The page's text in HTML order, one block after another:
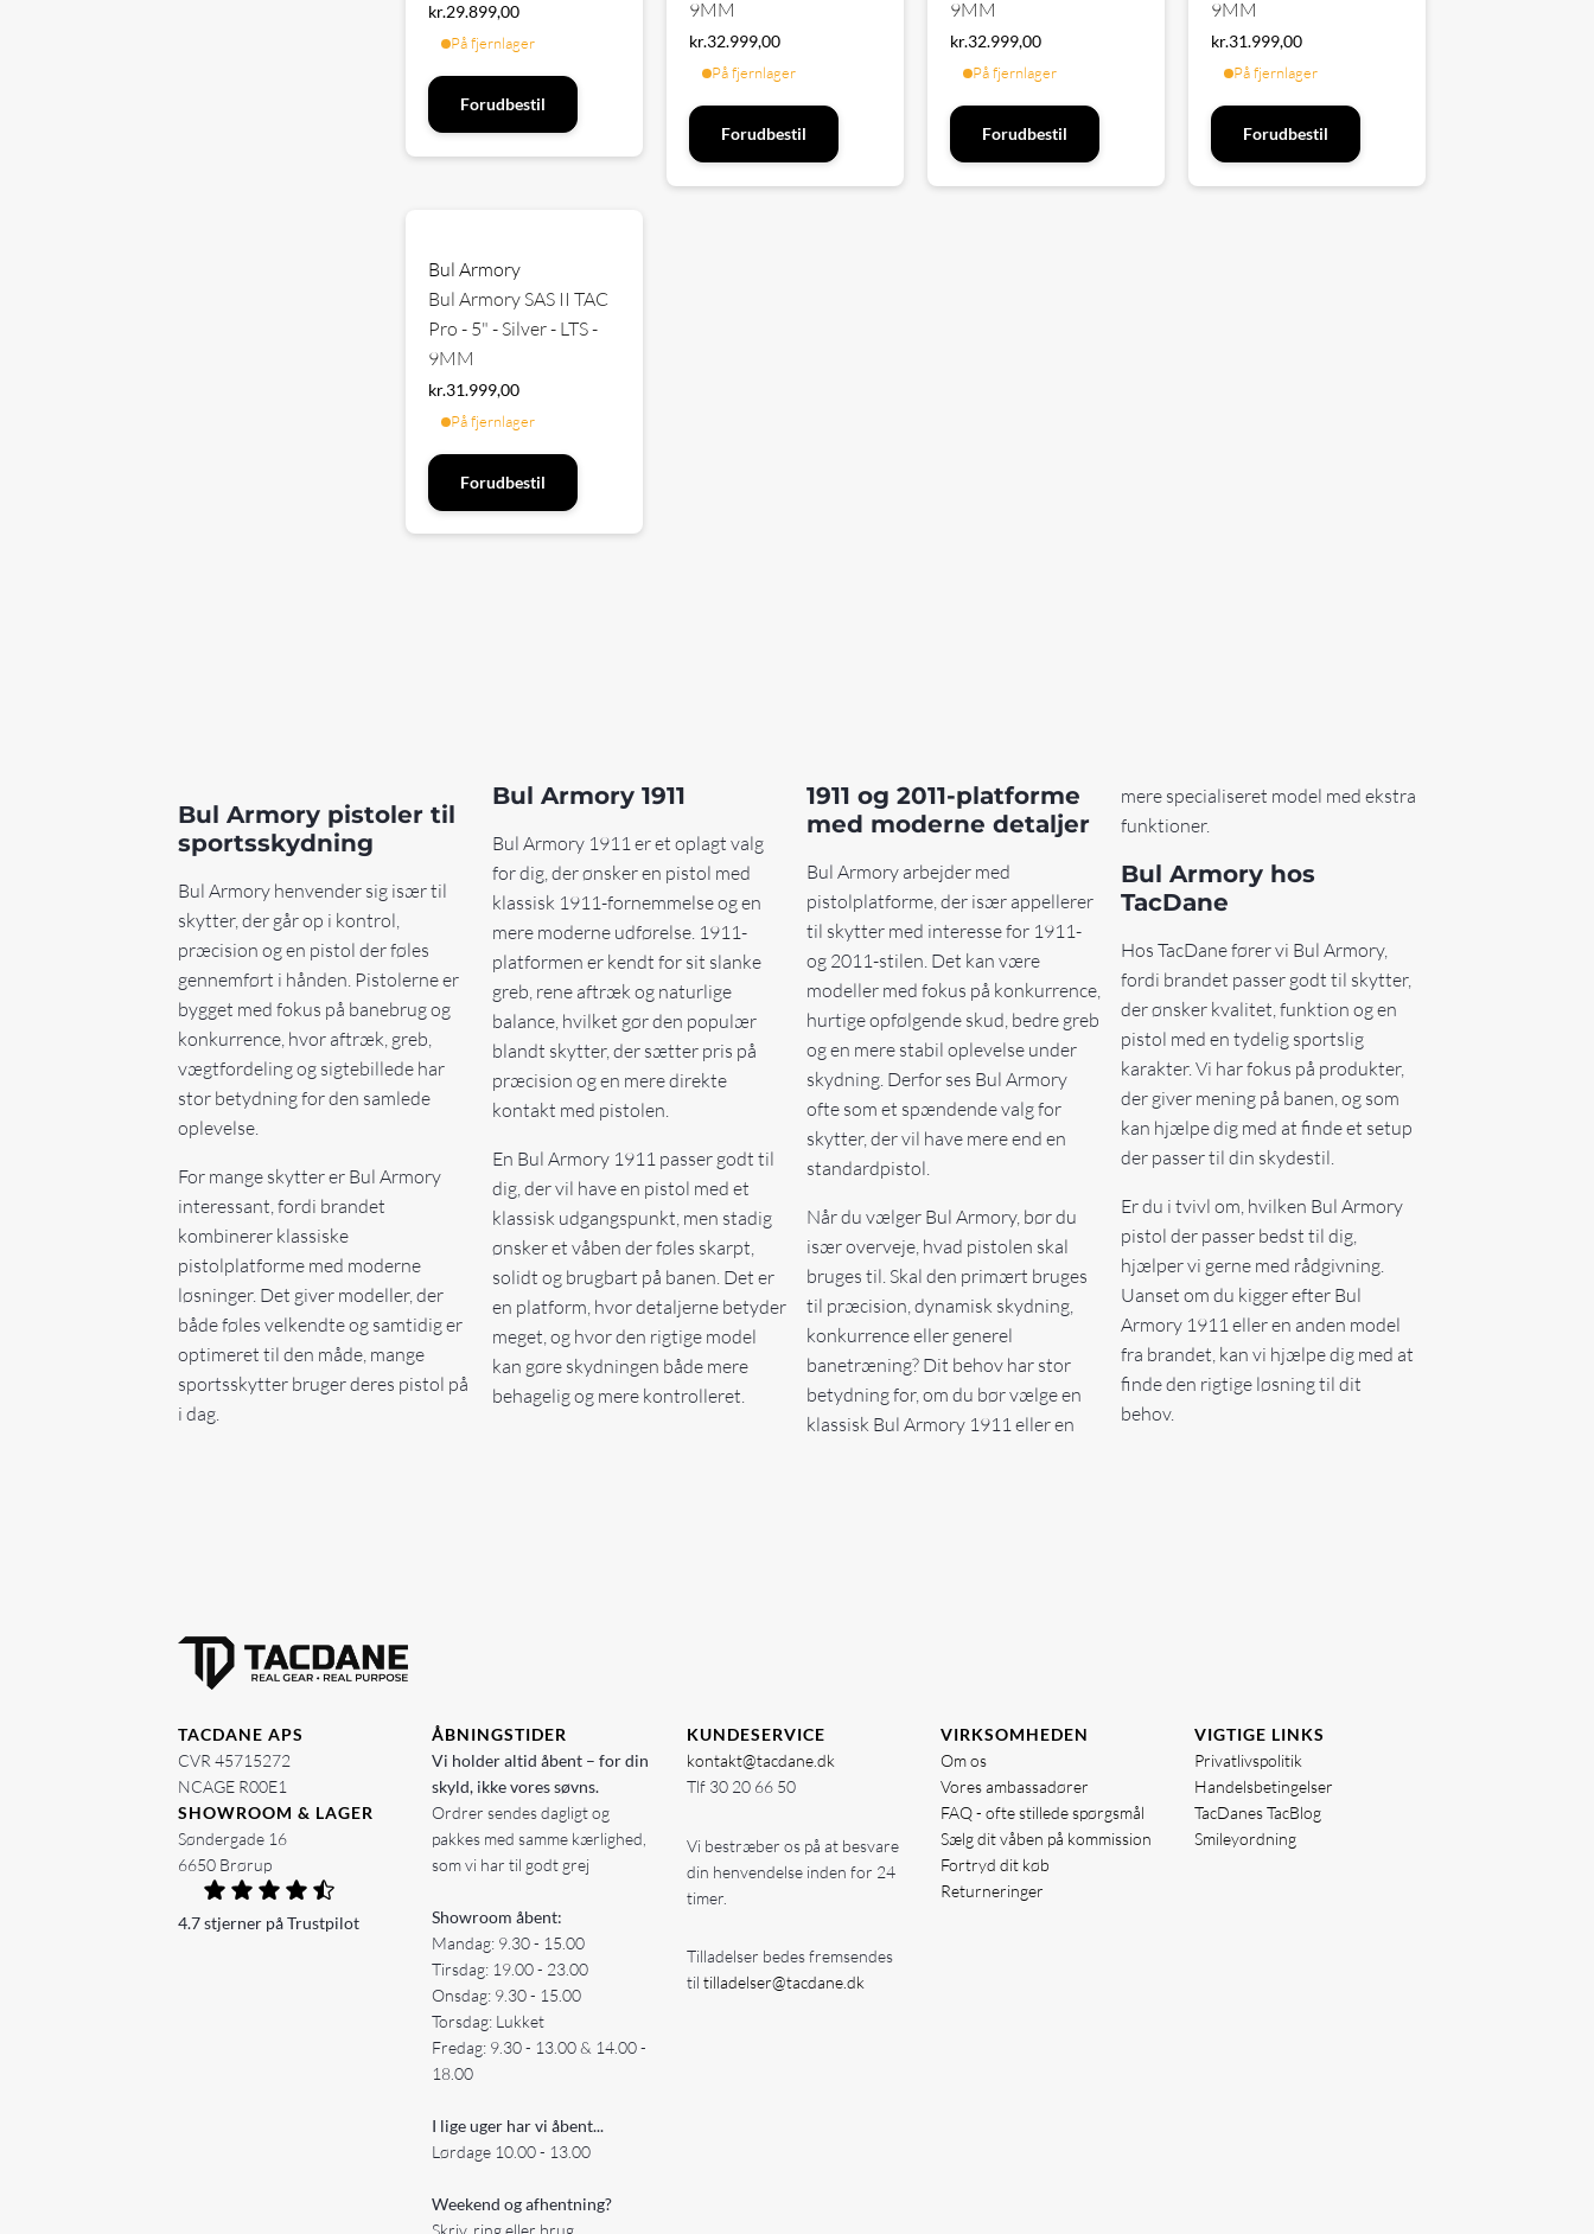
kr.29.899,00
På fjernlager
Forudbestil
9MM
kr.32.999,00
På fjernlager
Forudbestil
9MM
kr.32.999,00
På fjernlager
Forudbestil
9MM
kr.31.999,00
På fjernlager
Forudbestil
Bul Armory
Bul Armory SAS II TAC
Pro - 5" - Silver - LTS -
9MM
kr.31.999,00
På fjernlager
Forudbestil
Bul Armory pistoler til
sportsskydning
Bul Armory henvender sig især til
skytter, der går op i kontrol,
præcision og en pistol der føles
gennemført i hånden. Pistolerne er
bygget med fokus på banebrug og
konkurrence, hvor aftræk, greb,
vægtfordeling og sigtebillede har
stor betydning for den samlede
oplevelse.
For mange skytter er Bul Armory
interessant, fordi brandet
kombinerer klassiske
pistolplatforme med moderne
løsninger. Det giver modeller, der
både føles velkendte og samtidig er
optimeret til den måde, mange
sportsskytter bruger deres pistol på
i dag.
Bul Armory 1911
Bul Armory 1911 er et oplagt valg
for dig, der ønsker en pistol med
klassisk 1911-fornemmelse og en
mere moderne udførelse. 1911-
platformen er kendt for sit slanke
greb, rene aftræk og naturlige
balance, hvilket gør den populær
blandt skytter, der sætter pris på
præcision og en mere direkte
kontakt med pistolen.
En Bul Armory 1911 passer godt til
dig, der vil have en pistol med et
klassisk udgangspunkt, men stadig
ønsker et våben der føles skarpt,
solidt og brugbart på banen. Det er
en platform, hvor detaljerne betyder
meget, og hvor den rigtige model
kan gøre skydningen både mere
behagelig og mere kontrolleret.
1911 og 2011-platforme
med moderne detaljer
Bul Armory arbejder med
pistolplatforme, der især appellerer
til skytter med interesse for 1911-
og 2011-stilen. Det kan være
modeller med fokus på konkurrence,
hurtige opfølgende skud, bedre greb
og en mere stabil oplevelse under
skydning. Derfor ses Bul Armory
ofte som et spændende valg for
skytter, der vil have mere end en
standardpistol.
Når du vælger Bul Armory, bør du
især overveje, hvad pistolen skal
bruges til. Skal den primært bruges
til præcision, dynamisk skydning,
konkurrence eller generel
banetræning? Dit behov har stor
betydning for, om du bør vælge en
klassisk Bul Armory 1911 eller en
mere specialiseret model med ekstra
funktioner.
Bul Armory hos
TacDane
Hos TacDane fører vi Bul Armory,
fordi brandet passer godt til skytter,
der ønsker kvalitet, funktion og en
pistol med en tydelig sportslig
karakter. Vi har fokus på produkter,
der giver mening på banen, og som
kan hjælpe dig med at finde et setup
der passer til din skydestil.
Er du i tvivl om, hvilken Bul Armory
pistol der passer bedst til dig,
hjælper vi gerne med rådgivning.
Uanset om du kigger efter Bul
Armory 1911 eller en anden model
fra brandet, kan vi hjælpe dig med at
finde den rigtige løsning til dit
behov.
TACDANE APS
CVR 45715272
NCAGE R00E1
SHOWROOM & LAGER
Søndergade 16
6650 Brørup
4.7 stjerner på Trustpilot
ÅBNINGSTIDER
Vi holder altid åbent – for din
skyld, ikke vores søvns.
Ordrer sendes dagligt og
pakkes med samme kærlighed,
som vi har til godt grej
Showroom åbent:
Mandag: 9.30 - 15.00
Tirsdag: 19.00 - 23.00
Onsdag: 9.30 - 15.00
Torsdag: Lukket
Fredag: 9.30 - 13.00 & 14.00 -
18.00
I lige uger har vi åbent...
Lørdage 10.00 - 13.00
Weekend og afhentning?
KUNDESERVICE
kontakt@tacdane.dk
Tlf 30 20 66 50
Vi bestræber os på at besvare
din henvendelse inden for 24
timer.
Tilladelser bedes fremsendes
til tilladelser@tacdane.dk
VIRKSOMHEDEN
Om os
Vores ambassadører
FAQ - ofte stillede spørgsmål
Sælg dit våben på kommission
Fortryd dit køb
Returneringer
VIGTIGE LINKS
Privatlivspolitik
Handelsbetingelser
TacDanes TacBlog
Smileyordning